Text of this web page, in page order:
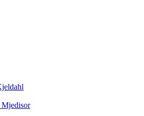
Mjedisor